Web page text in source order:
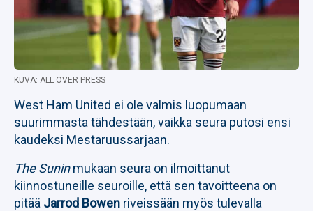
KUVA: ALL OVER PRESS
West Ham United ei ole valmis luopumaan
suurimmasta tähdestään, vaikka seura putosi ensi
kaudeksi Mestaruussarjaan.
The Suninmukaan seura on ilmoittanut
kiinnostuneille seuroille, että sen tavoitteena on
pitää Jarrod Bowen riveissään myös tulevalla